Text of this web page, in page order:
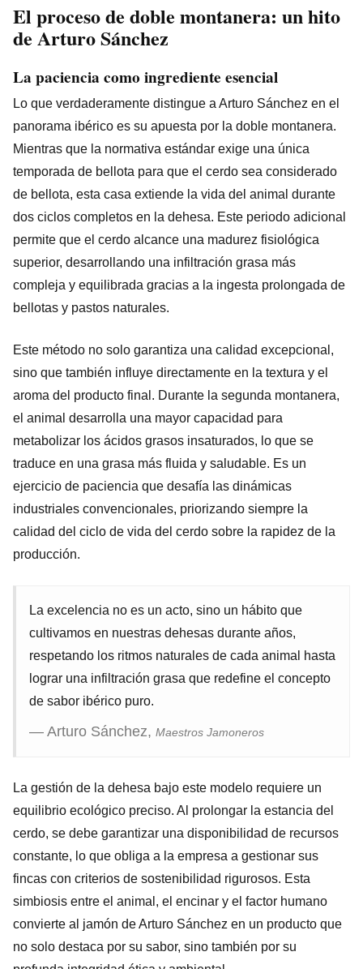
El proceso de doble montanera: un hito
de Arturo Sánchez
La paciencia como ingrediente esencial
Lo que verdaderamente distingue a Arturo Sánchez en el
panorama ibérico es su apuesta por la doble montanera.
Mientras que la normativa estándar exige una única
temporada de bellota para que el cerdo sea considerado
de bellota, esta casa extiende la vida del animal durante
dos ciclos completos en la dehesa. Este periodo adicional
permite que el cerdo alcance una madurez fisiológica
superior, desarrollando una infiltración grasa más
compleja y equilibrada gracias a la ingesta prolongada de
bellotas y pastos naturales.
Este método no solo garantiza una calidad excepcional,
sino que también influye directamente en la textura y el
aroma del producto final. Durante la segunda montanera,
el animal desarrolla una mayor capacidad para
metabolizar los ácidos grasos insaturados, lo que se
traduce en una grasa más fluida y saludable. Es un
ejercicio de paciencia que desafía las dinámicas
industriales convencionales, priorizando siempre la
calidad del ciclo de vida del cerdo sobre la rapidez de la
producción.
La excelencia no es un acto, sino un hábito que
cultivamos en nuestras dehesas durante años,
respetando los ritmos naturales de cada animal hasta
lograr una infiltración grasa que redefine el concepto
de sabor ibérico puro.
— Arturo Sánchez, Maestros Jamoneros
La gestión de la dehesa bajo este modelo requiere un
equilibrio ecológico preciso. Al prolongar la estancia del
cerdo, se debe garantizar una disponibilidad de recursos
constante, lo que obliga a la empresa a gestionar sus
fincas con criterios de sostenibilidad rigurosos. Esta
simbiosis entre el animal, el encinar y el factor humano
convierte al jamón de Arturo Sánchez en un producto que
no solo destaca por su sabor, sino también por su